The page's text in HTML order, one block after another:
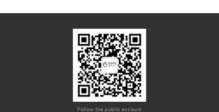
Follow the public account